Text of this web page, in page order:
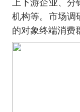
机构等。市场调
的对象终端消费